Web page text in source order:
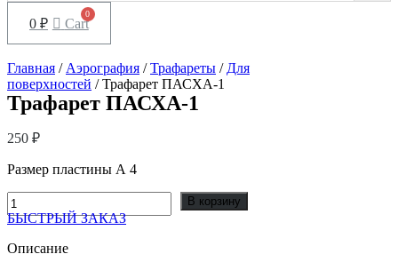
0 ₽ Cart
Главная / Аэрография /Трафареты / Для
поверхностей / Трафарет ПАСХА-1
Трафарет ПАСХА-1
250 ₽
Размер пластины А 4
Количество
товара
ПАСХА-1
В корзину
БЫСТРЫЙ ЗАКАЗ
Описание